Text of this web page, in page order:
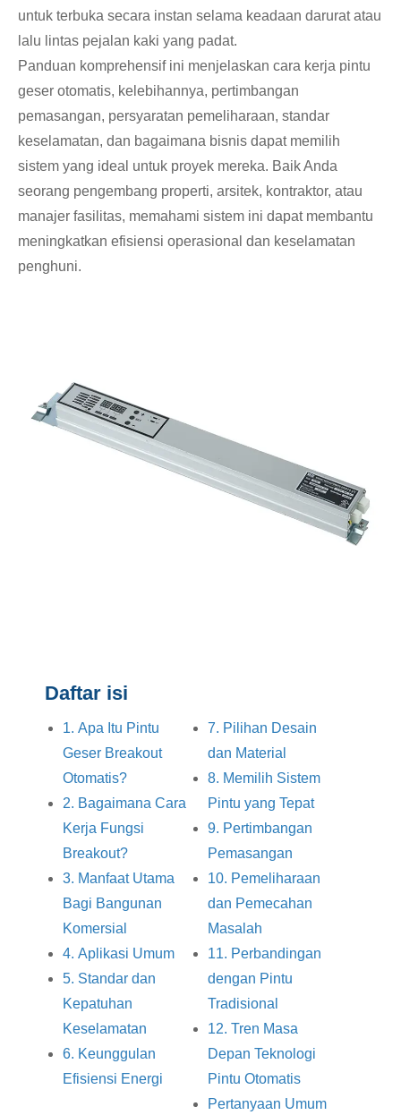
untuk terbuka secara instan selama keadaan darurat atau
lalu lintas pejalan kaki yang padat.
Panduan komprehensif ini menjelaskan cara kerja pintu
geser otomatis, kelebihannya, pertimbangan
pemasangan, persyaratan pemeliharaan, standar
keselamatan, dan bagaimana bisnis dapat memilih
sistem yang ideal untuk proyek mereka. Baik Anda
seorang pengembang properti, arsitek, kontraktor, atau
manajer fasilitas, memahami sistem ini dapat membantu
meningkatkan efisiensi operasional dan keselamatan
penghuni.
Daftar isi
1. Apa Itu Pintu
Geser Breakout
Otomatis?
2. Bagaimana Cara
Kerja Fungsi
Breakout?
3. Manfaat Utama
Bagi Bangunan
Komersial
4. Aplikasi Umum
5. Standar dan
Kepatuhan
Keselamatan
6. Keunggulan
Efisiensi Energi
7. Pilihan Desain
dan Material
8. Memilih Sistem
Pintu yang Tepat
9. Pertimbangan
Pemasangan
10. Pemeliharaan
dan Pemecahan
Masalah
11. Perbandingan
dengan Pintu
Tradisional
12. Tren Masa
Depan Teknologi
Pintu Otomatis
Pertanyaan Umum